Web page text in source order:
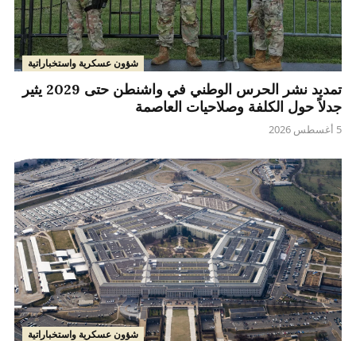
شؤون عسكرية واستخباراتية
تمديد نشر الحرس الوطني في واشنطن حتى 2029 يثير
جدلاً حول الكلفة وصلاحيات العاصمة
5 أغسطس 2026
شؤون عسكرية واستخباراتية